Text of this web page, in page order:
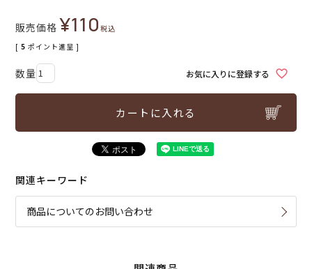
販売価格 ¥110税込
[ 5 ポイント進呈 ]
お気に入りに登録する
カートに入れる
関連キーワード
商品についてのお問い合わせ